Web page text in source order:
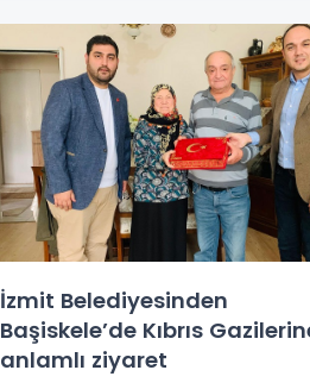
İzmit Belediyesinden
Başiskele’de Kıbrıs
anlamlı ziyaret